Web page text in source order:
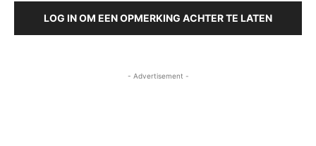
LOG IN OM EEN OPMERKING ACHTER TE LATEN
- Advertisement -